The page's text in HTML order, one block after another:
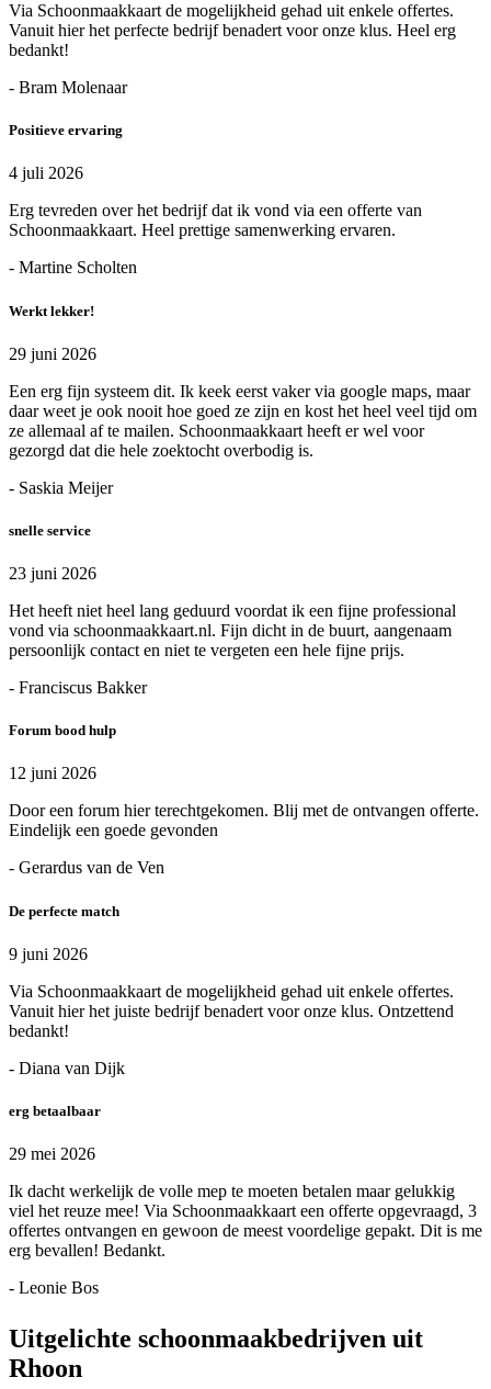
Via Schoonmaakkaart de mogelijkheid gehad uit enkele offertes.
Vanuit hier het perfecte bedrijf benadert voor onze klus. Heel erg
bedankt!
- Bram Molenaar
Positieve ervaring
4 juli 2026
Erg tevreden over het bedrijf dat ik vond via een offerte van
Schoonmaakkaart. Heel prettige samenwerking ervaren.
- Martine Scholten
Werkt lekker!
29 juni 2026
Een erg fijn systeem dit. Ik keek eerst vaker via google maps, maar
daar weet je ook nooit hoe goed ze zijn en kost het heel veel tijd om
ze allemaal af te mailen. Schoonmaakkaart heeft er wel voor
gezorgd dat die hele zoektocht overbodig is.
- Saskia Meijer
snelle service
23 juni 2026
Het heeft niet heel lang geduurd voordat ik een fijne professional
vond via schoonmaakkaart.nl. Fijn dicht in de buurt, aangenaam
persoonlijk contact en niet te vergeten een hele fijne prijs.
- Franciscus Bakker
Forum bood hulp
12 juni 2026
Door een forum hier terechtgekomen. Blij met de ontvangen offerte.
Eindelijk een goede gevonden
- Gerardus van de Ven
De perfecte match
9 juni 2026
Via Schoonmaakkaart de mogelijkheid gehad uit enkele offertes.
Vanuit hier het juiste bedrijf benadert voor onze klus. Ontzettend
bedankt!
- Diana van Dijk
erg betaalbaar
29 mei 2026
Ik dacht werkelijk de volle mep te moeten betalen maar gelukkig
viel het reuze mee! Via Schoonmaakkaart een offerte opgevraagd, 3
offertes ontvangen en gewoon de meest voordelige gepakt. Dit is me
erg bevallen! Bedankt.
- Leonie Bos
Uitgelichte schoonmaakbedrijven uit
Rhoon